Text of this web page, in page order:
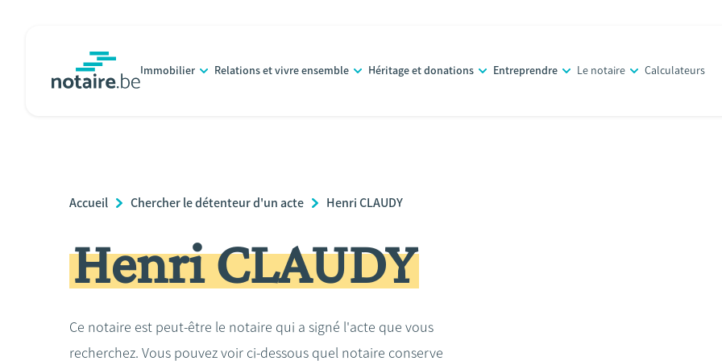
principal
Immobilier Relations et vivre ensemble Héritage et donations Entreprendre Le notaire Calculateurs
Breadcrumb
Accueil Chercher le détenteur d'un acte Henri CLAUDY
Henri CLAUDY
Ce notaire est peut-être le notaire qui a signé l'acte que vous
recherchez. Vous pouvez voir ci-dessous quel notaire conserve